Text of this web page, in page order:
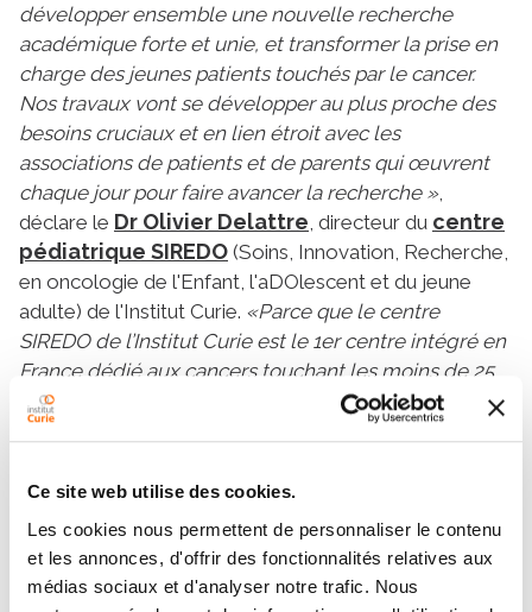
Ce site web utilise des cookies.
Les cookies nous permettent de personnaliser le contenu
et les annonces, d'offrir des fonctionnalités relatives aux
médias sociaux et d'analyser notre trafic. Nous
développer ensemble une nouvelle recherche
académique forte et unie, et transformer la prise en
charge des jeunes patients touchés par le cancer.
Nos travaux vont se développer au plus proche des
besoins cruciaux et en lien étroit avec les
associations de patients et de parents qui œuvrent
chaque jour pour faire avancer la recherche »
déclare le Dr Olivier Delattre , directeur du centre
pédiatrique SIREDO (Soins, Innovation, Recherche,
en oncologie de l'Enfant, l'aDOlescent et du jeune
adulte) de l'Institut Curie. «Parce que le centre
SIREDO de l’Institut Curie est le 1er centre intégré en
France dédié aux cancers touchant les moins de 25
ans, parce que l’ADN de notre Institut est de fédérer
des équipes hautement spécialisées de soignants et
fondamentale, translationnelle, clinique, nous avons
à cœur de participer à une nouvelle façon de faire de
la recherche et créer les bases de l'avenir des soins
pédiatriques contre les cancers au-delà des